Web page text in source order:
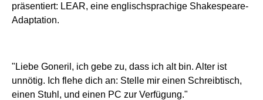
präsentiert: LEAR, eine englischsprachige Shakespeare-
Adaptation.
"Liebe Goneril, ich gebe zu, dass ich alt bin. Alter ist
unnötig. Ich flehe dich an: Stelle mir einen Schreibtisch,
einen Stuhl, und einen PC zur Verfügung."